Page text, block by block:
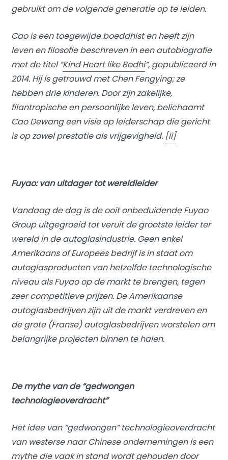
gebruikt om de volgende generatie op te leiden.
Cao is een toegewijde boeddhist en heeft zijn
leven en filosofie beschreven in een autobiografie
met de titel “Kind Heart like Bodhi“, gepubliceerd in
2014. Hij is getrouwd met Chen Fengying; ze
hebben drie kinderen. Door zijn zakelijke,
filantropische en persoonlijke leven, belichaamt
Cao Dewang een visie op leiderschap die gericht
is op zowel prestatie als vrijgevigheid. [ii]
Fuyao: van uitdager tot wereldleider
Vandaag de dag is de ooit onbeduidende Fuyao
Group uitgegroeid tot veruit de grootste leider ter
wereld in de autoglasindustrie. Geen enkel
Amerikaans of Europees bedrijf is in staat om
autoglasproducten van hetzelfde technologische
niveau als Fuyao op de markt te brengen, tegen
zeer competitieve prijzen. De Amerikaanse
autoglasbedrijven zijn uit de markt verdreven en
de grote (Franse) autoglasbedrijven worstelen om
belangrijke projecten binnen te halen.
De mythe van de “gedwongen
technologieoverdracht”
Het idee van “gedwongen” technologieoverdracht
van westerse naar Chinese ondernemingen is een
mythe die vaak in stand wordt gehouden door